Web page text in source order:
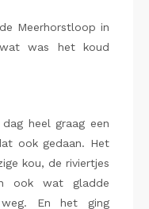
Meerhorstloop in
was het koud
heel graag een
ook gedaan. Het
kou, de riviertjes
ook wat gladde
En het ging